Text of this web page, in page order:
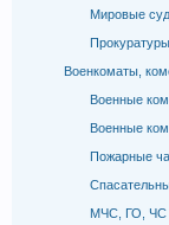
Мировые
Прокуратуры
Военкоматы,
Военные
Военные
Пожарные
МЧС, ГО, ЧС